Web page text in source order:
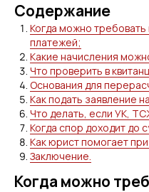
Содержание
Когда можно
платежей;
Какие начисления
Что проверить в
Основания для
Как подать заявление
Что делать, если УК,
Когда спор доходит до
Как юрист помогает
Заключение.
Когда можно